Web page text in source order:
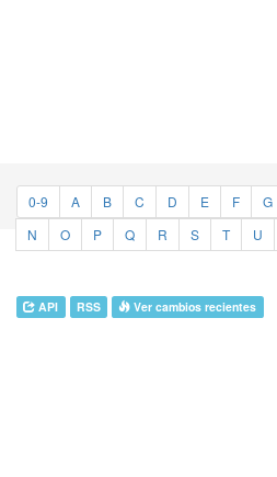
0-9 A B C D E F G
N
O P Q R S T U
API RSS Ver cambios recientes